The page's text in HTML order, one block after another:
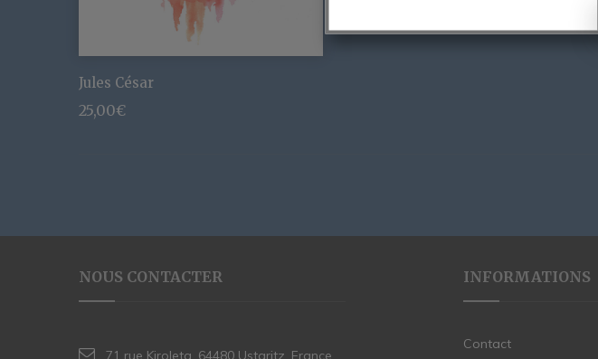
Jules César
25,00€
NOUS CONTACTER
71 rue Kiroleta, 64480 Ustaritz, France
INFORMATIONS
Contact